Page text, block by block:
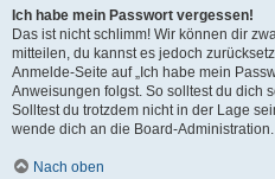
Ich habe mein Passwort vergessen!
Das ist nicht schlimm! Wir können dir
mitteilen, du kannst es jedoch
Anmelde-Seite auf „Ich habe mein
Anweisungen folgst. So solltest du dich
Solltest du trotzdem nicht in der Lage
wende dich an die Board-Administration.
Nach oben